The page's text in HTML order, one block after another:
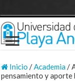
Inicio /Academia/
pensamiento y aporte